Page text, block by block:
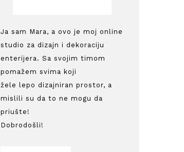
Ja sam Mara, a ovo je moj online
studio za dizajn i dekoraciju
enterijera. Sa svojim timom
pomažem svima koji
žele lepo dizajniran prostor, a
mislili su da to ne mogu da
priušte!
Dobrodošli!